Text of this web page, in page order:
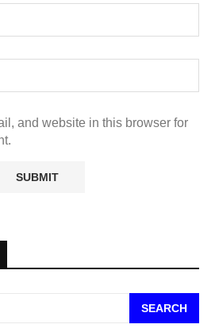
and website in this browser for
SEARCH